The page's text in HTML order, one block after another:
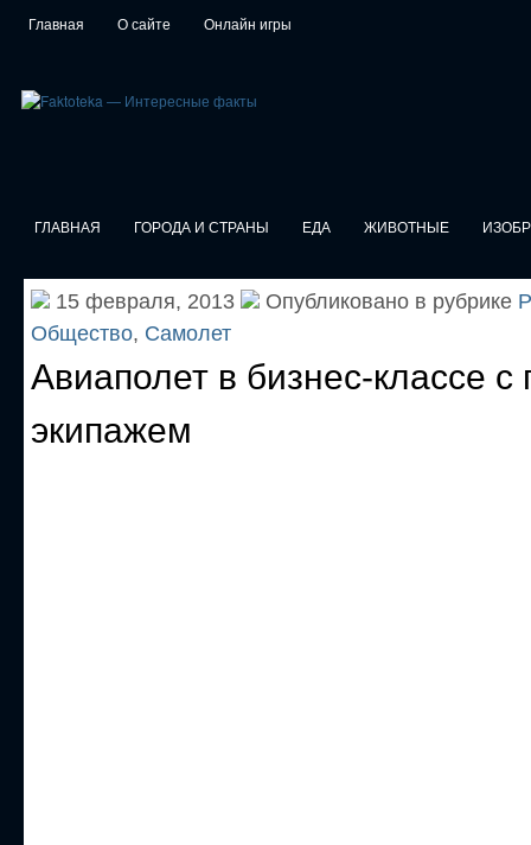
Главная О сайте Онлайн игры
ГЛАВНАЯ ГОРОДА И СТРАНЫ ЕДА ЖИВОТНЫЕ
15 февраля, 2013 Опубликовано в рубрике
Общество, Самолет
Авиаполет в бизнес-классе
экипажем